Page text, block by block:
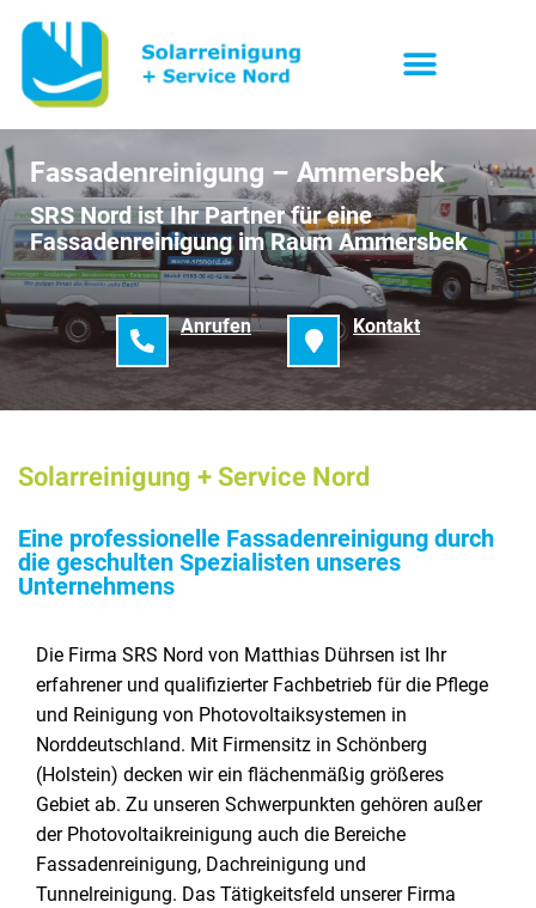
Fassadenreinigung – Ammersbek
SRS Nord ist Ihr Partner für eine
Fassadenreinigung im Raum Ammersbek
Anrufen Kontakt
Solarreinigung + Service Nord
Eine professionelle Fassadenreinigung durch
die geschulten Spezialisten unseres
Unternehmens
Die Firma SRS Nord von Matthias Dührsen ist Ihr
erfahrener und qualifizierter Fachbetrieb für die Pflege
und Reinigung von Photovoltaiksystemen in
Norddeutschland. Mit Firmensitz in Schönberg
(Holstein) decken wir ein flächenmäßig größeres
Gebiet ab. Zu unseren Schwerpunkten gehören außer
der Photovoltaikreinigung auch die Bereiche
Fassadenreinigung, Dachreinigung und
Tunnelreinigung. Das Tätigkeitsfeld unserer Firma